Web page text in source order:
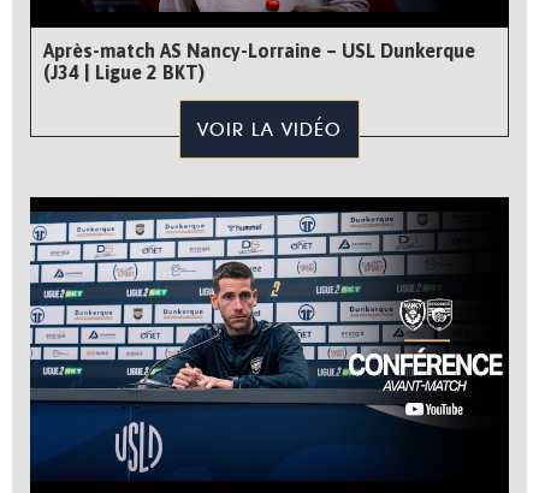
Après-match AS Nancy-Lorraine – USL Dunkerque
(J34 | Ligue 2 BKT)
VOIR LA VIDÉO